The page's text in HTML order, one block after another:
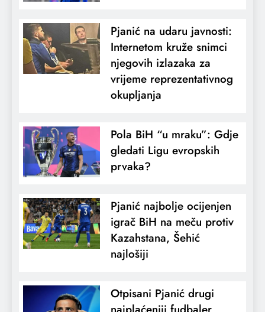
Pjanić na udaru javnosti:
Internetom kruže snimci
njegovih izlazaka za
vrijeme reprezentativnog
okupljanja
Pola BiH “u mraku”: Gdje
gledati Ligu evropskih
prvaka?
Pjanić najbolje ocijenjen
igrač BiH na meču protiv
Kazahstana, Šehić
najlošiji
Otpisani Pjanić drugi